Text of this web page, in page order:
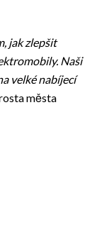
jak zlepšit
Naši
velké nabíjecí
města